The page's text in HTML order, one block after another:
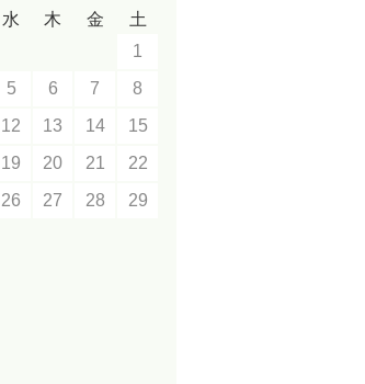
水 木 金
土
1
5 6 7
8
12 13 14
15
19 20 21
22
26 27 28
29